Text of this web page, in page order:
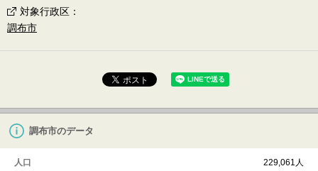
対象行政区 ：
調布市
調布市のデータ
人口 229,061人